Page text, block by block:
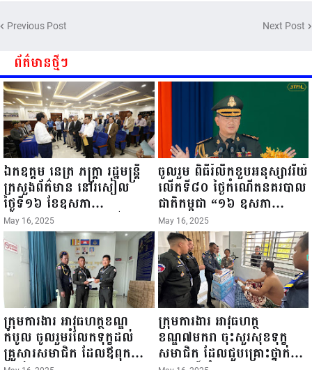
ជូនពរ ជូនចំពោះ ឯកឧត្តម សាយ
សំអាល់ ប្រធានសហភាពសហព័ន្ធ
បាននូវ សុខភាពល្អបរិបូរណ៍
កម្លាំងមាំមួន បញ្ញាញាណវាងវៃ
អាយុយឺនយូរ ...
Previous Post Next Post
ព័ត៌មានថ្មីៗ
ឯកឧត្តម នេត្រ ភក្ត្រា រដ្ឋមន្ត្រី
ក្រសួងព័ត៌មាន នៅរសៀល
ថ្ងៃទី១៦ ខែឧសភា
ឆ្នាំ២០២៥នេះ បានអញ្ជើញចុះ
ធ្វើជំរឿនថ្នាក់ដឹកនាំមន្ត្រីរាជ
ការស៉ីវិល នៃក្រសួងព័ត៌មាន...
May 16, 2025
ចូលរួម ពិធីរំលឹកខួបអនុស្សាវរីយ៍
លើកទី៨០ ថ្ងៃកំណើតនគរបាល
ជាតិកម្ពុជា “១៦ ឧសភា
១៩៤៥ ~ ១៦ ឧសភា
២០២៥”...
May 16, 2025
ក្រុមការងារ អាវុធហត្ថខណ្ឌ
កំបូល ចូលរួមរំលែកទុក្ខដល់
គ្រួសារសមាជិក ដែលឪពុកក្មេក
ក្រុមការងារ អាវុធហត្ថ
ខណ្ឌ៧មករា ចុះសួរសុខទុក្ខ
សមាជិក ដែលជួបគ្រោះថ្នាក់